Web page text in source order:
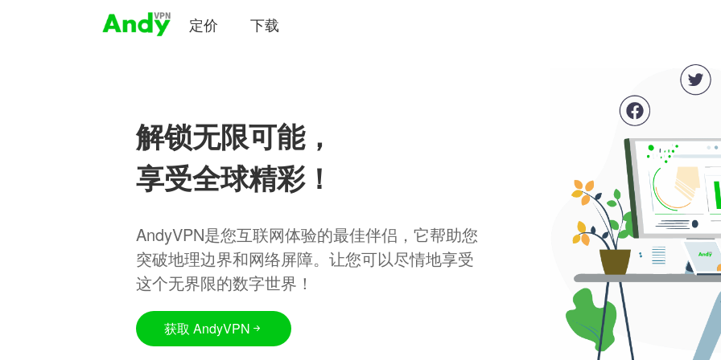
定价 下载
解锁无限可能，
享受全球精彩！
AndyVPN是您互联网体验的最佳伴侣，它帮助您
突破地理边界和网络屏障。让您可以尽情地享受
这个无界限的数字世界！
获取 AndyVPN